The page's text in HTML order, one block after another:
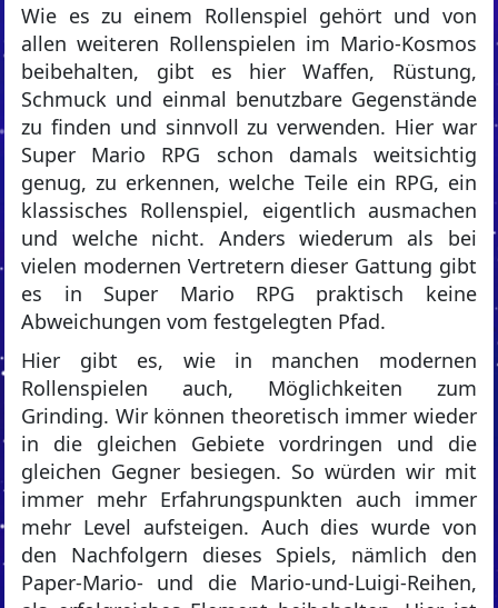
Wie es zu einem Rollenspiel gehört und von
allen weiteren Rollenspielen im Mario-Kosmos
beibehalten, gibt es hier Waffen, Rüstung,
Schmuck und einmal benutzbare Gegenstände
zu finden und sinnvoll zu verwenden. Hier war
Super Mario RPG schon damals weitsichtig
genug, zu erkennen, welche Teile ein RPG, ein
klassisches Rollenspiel, eigentlich ausmachen
und welche nicht. Anders wiederum als bei
vielen modernen Vertretern dieser Gattung gibt
es in Super Mario RPG praktisch keine
Abweichungen vom festgelegten Pfad.
Hier gibt es, wie in manchen modernen
Rollenspielen auch, Möglichkeiten zum
Grinding. Wir können theoretisch immer wieder
in die gleichen Gebiete vordringen und die
gleichen Gegner besiegen. So würden wir mit
immer mehr Erfahrungspunkten auch immer
mehr Level aufsteigen. Auch dies wurde von
den Nachfolgern dieses Spiels, nämlich den
Paper-Mario- und die Mario-und-Luigi-Reihen,